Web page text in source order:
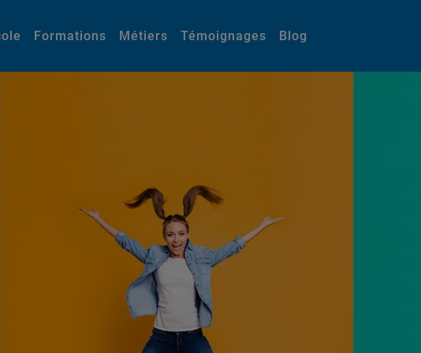
Formations Métiers Témoignages Blog